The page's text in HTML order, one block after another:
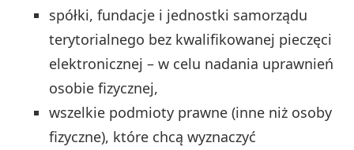
spółki, fundacje i jednostki samorządu
terytorialnego bez kwalifikowanej pieczęci
elektronicznej – w celu nadania uprawnień
osobie fizycznej,
wszelkie podmioty prawne (inne niż osoby
fizyczne), które chcą wyznaczyć